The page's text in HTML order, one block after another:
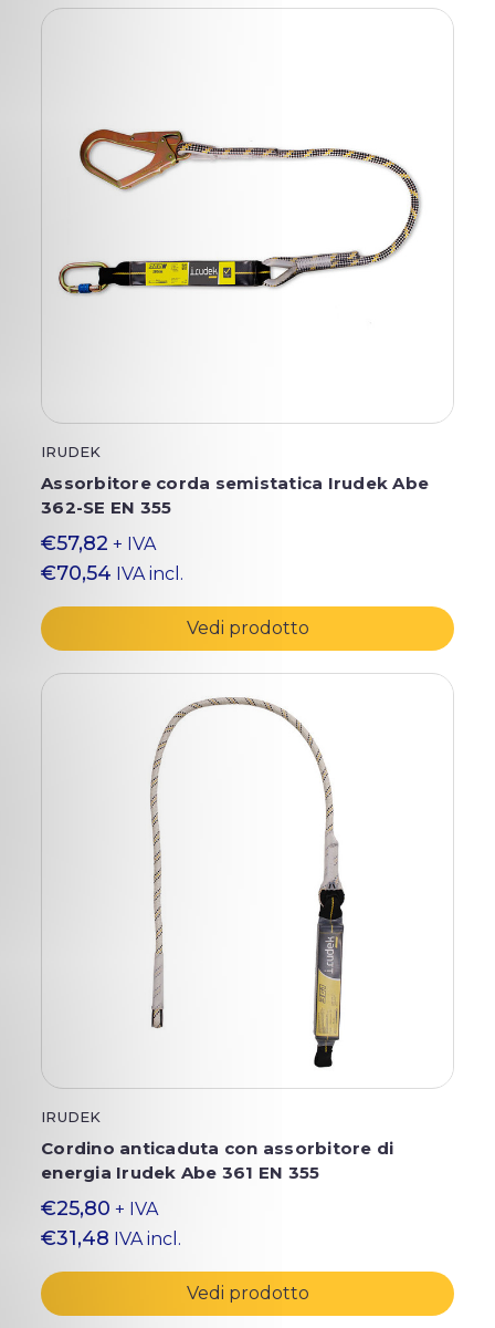
IRUDEK
Assorbitore corda semistatica Irudek Abe
362-SE EN 355
€57,82 + IVA
€70,54 IVA incl.
Vedi prodotto
IRUDEK
Cordino anticaduta con assorbitore di
energia Irudek Abe 361 EN 355
€25,80 + IVA
€31,48 IVA incl.
Vedi prodotto